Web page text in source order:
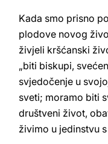
Kada smo prisno
plodove novog
živjeli kršćanski
„biti biskupi,
svjedočenje u
sveti; moramo biti
društveni život,
živimo u jedinstvu